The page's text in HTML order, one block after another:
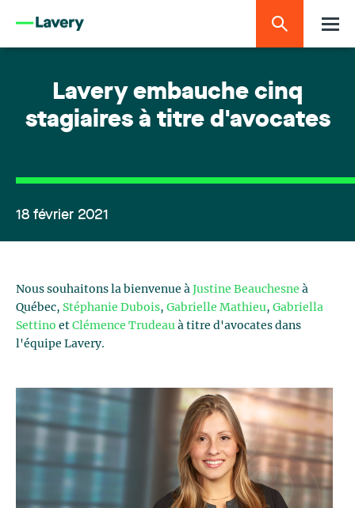
Lavery embauche cinq
stagiaires à titre d'avocates
18 février 2021
Nous souhaitons la bienvenue à Justine Beauchesne à
Québec, Stéphanie Dubois, Gabrielle Mathieu, Gabriella
Settino et Clémence Trudeau à titre d'avocates dans
l'équipe Lavery.